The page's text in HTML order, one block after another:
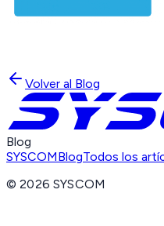
Volver al Blog
Blog
SYSCOMBlogTodos los
©2026 SYSCOM